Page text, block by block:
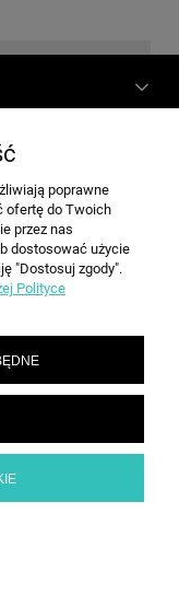
|sekretariat@spd.pl
poprawne
ofertę do Twoich
przez nas
dostosować użycie
"Dostosuj zgody".
Polityce